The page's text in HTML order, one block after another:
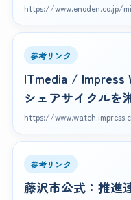
https://www.enoden.co.jp/
参考リンク
ITmedia /
シェアサイクルを
https://
参考リンク
藤沢市公式：推進